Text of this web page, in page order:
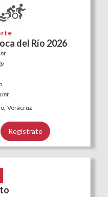
del Río 2026
, Veracruz
Regístrate